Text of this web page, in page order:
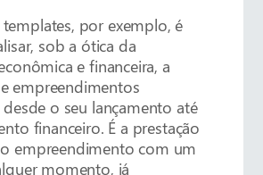
por exemplo, é
sob a ótica da
e financeira, a
empreendimentos
o seu lançamento até
financeiro. É a prestação
empreendimento com um
momento, já